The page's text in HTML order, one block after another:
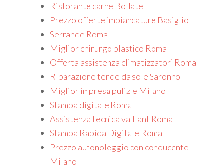
Ristorante carne Bollate
Prezzo offerte imbiancature Basiglio
Serrande Roma
Miglior chirurgo plastico Roma
Offerta assistenza climatizzatori Roma
Riparazione tende da sole Saronno
Miglior impresa pulizie Milano
Stampa digitale Roma
Assistenza tecnica vaillant Roma
Stampa Rapida Digitale Roma
Prezzo autonoleggio con conducente
Milano